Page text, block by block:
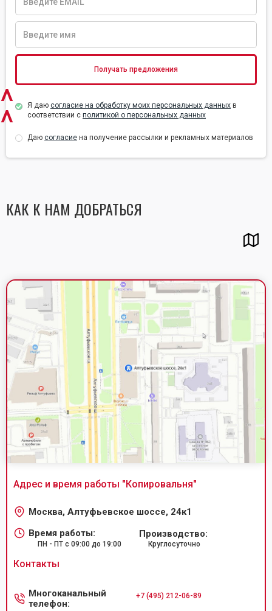
Я даю согласие на обработку моих персональных данных в
соответствии с политикой о персональных данных
Даю согласие на получение рассылки и рекламных материалов
КАК К НАМ ДОБРАТЬСЯ
Адрес и время работы "Копировальня"
Москва, Алтуфьевское шоссе, 24к1
Время работы:
ПН - ПТ с 09:00 до 19:00
Производство:
Круглосуточно
Контакты
Многоканальный
телефон:
+7 (495) 212-06-89
^
^